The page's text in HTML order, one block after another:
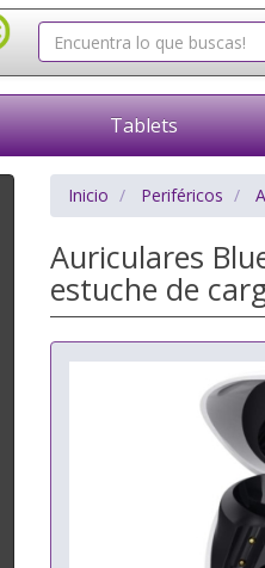
Tablets
Inicio Periféricos
Auriculares
estuche de